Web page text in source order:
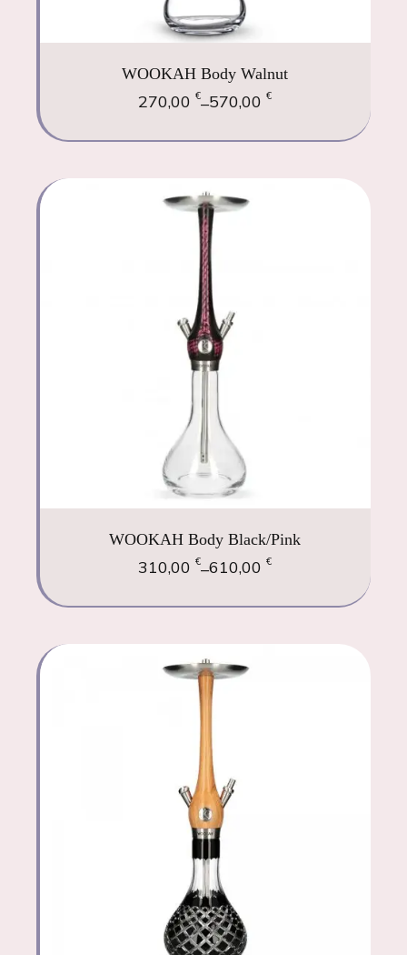
WOOKAH Body Walnut
270,00€–570,00€
WOOKAH Body Black/Pink
310,00€–610,00€